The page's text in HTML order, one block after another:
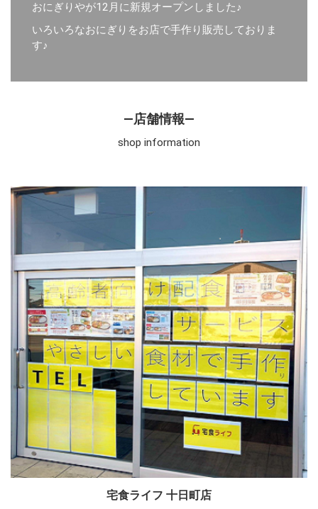
おにぎりやが12月に新規オープンしました♪
いろいろなおにぎりをお店で手作り販売しておりま
す♪
―店舗情報―
shop information
宅食ライフ 十日町店